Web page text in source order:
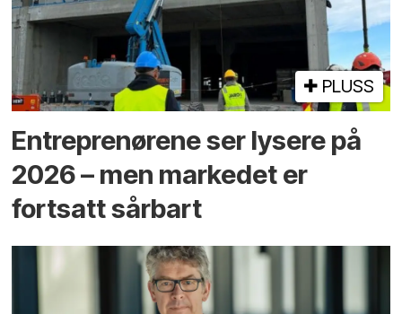
PLUSS
Entreprenørene ser lysere på
2026 – men markedet er
fortsatt sårbart